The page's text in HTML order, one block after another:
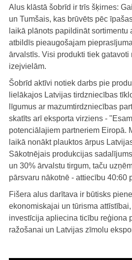
Alus klāstā šobrīd ir trīs šķirnes:
un Tumšais, kas brūvēts pēc
laikā plānots papildināt sortimentu
atbildīs pieaugošajam
ārvalstīs. Visi produkti tiek gatavoti
izejvielām.
Šobrīd aktīvi notiek darbs pie
lielākajos Latvijas tirdzniecības
līgumus ar mazumtirdzniecības
skatīts arī eksporta virziens -
potenciālajiem partneriem Eiropā.
laikā nonākt plauktos ārpus
Sākotnējais produkcijas
un 30% ārvalstu tirgum, taču
pārsvaru nākotnē - attiecību 40:60
Fišera alus darītava ir būtisks
ekonomiskajai un tūrisma
investīcija apliecina ticību reģiona
ražošanai un Latvijas zīmolu